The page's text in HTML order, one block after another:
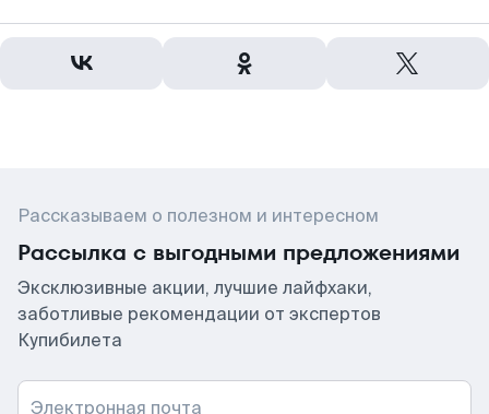
Рассказываем о полезном и интересном
Рассылка с выгодными предложениями
Эксклюзивные акции, лучшие лайфхаки,
заботливые рекомендации от экспертов
Купибилета
Электронная почта